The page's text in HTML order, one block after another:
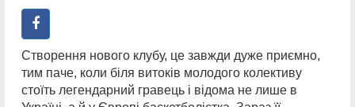
Створення нового клубу, це завжди дуже приємно,
тим паче, коли біля витоків молодого колективу
стоїть легендарний гравець і відома не лише в